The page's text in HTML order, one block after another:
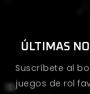
ÚLTIMAS
Suscríbete al
juegos de rol